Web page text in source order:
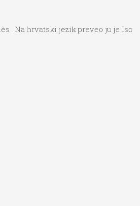
. Na hrvatski jezik preveo ju je Iso